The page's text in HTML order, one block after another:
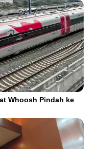
Whoosh Pindah ke